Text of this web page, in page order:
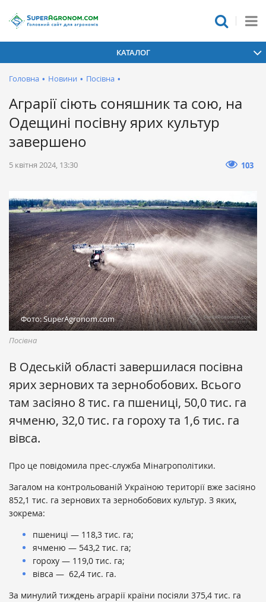
КАТАЛОГ
Головна • Новини • Посівна •
Аграрії сіють соняшник та сою, на
Одещині посівну ярих культур
завершено
5 квітня 2024, 13:30 103
Фото: SuperAgronom.com
Посівна
В Одеській області завершилася посівна
ярих зернових та зернобобових. Всього
там засіяно 8 тис. га пшениці, 50,0 тис. га
ячменю, 32,0 тис. га гороху та 1,6 тис. га
вівса.
Про це повідомила прес-служба Мінагрополітики.
Загалом на контрольованій Україною території вже засіяно
852,1 тис. га зернових та зернобобових культур. З яких,
зокрема:
пшениці — 118,3 тис. га;
ячменю — 543,2 тис. га;
гороху — 119,0 тис. га;
вівса — 62,4 тис. га.
За минулий тиждень аграрії країни посіяли 375,4 тис. га